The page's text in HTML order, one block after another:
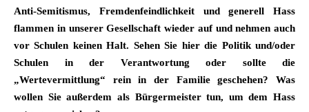
Anti-Semitismus, Fremdenfeindlichkeit und generell Hass
flammen in unserer Gesellschaft wieder auf und nehmen auch
vor Schulen keinen Halt. Sehen Sie hier die Politik und/oder
Schulen in der Verantwortung oder sollte die
„Wertevermittlung“ rein in der Familie geschehen? Was
wollen Sie außerdem als Bürgermeister tun, um dem Hass